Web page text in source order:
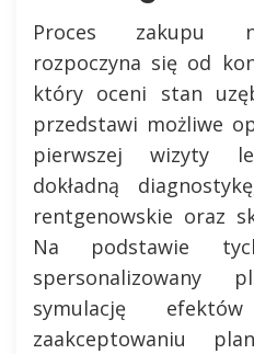
Proces zakupu
rozpoczyna się od
który oceni stan
przedstawi możliwe
pierwszej wizyty
dokładną
rentgenowskie oraz
Na podstawie
spersonalizowany
symulację
zaakceptowaniu